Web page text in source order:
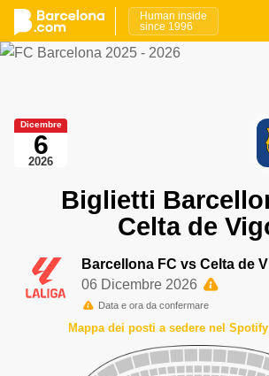
Human inside
since 1996
Dicembre
6
2026
Biglietti
Celta de
Barcellona FC vs Celta de
06 Dicembre 2026
Data e ora da confermare
Mappa dei posti a sedere nel